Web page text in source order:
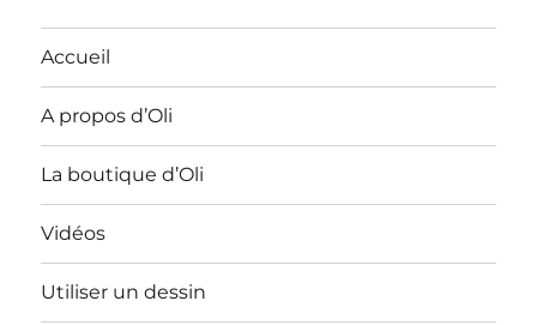
Accueil
A propos d’Oli
La boutique d’Oli
Vidéos
Utiliser un dessin